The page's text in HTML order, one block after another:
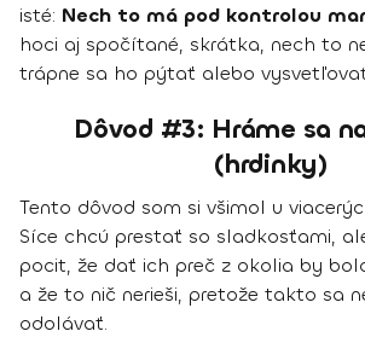
isté: Nech to má pod kontrolou
hoci aj spočítané, skrátka, nech to
trápne sa ho pýtať alebo
Dôvod #3: Hráme sa
(hrdinky)
Tento dôvod som si všimol u
Síce chcú prestať so sladkosťami,
pocit, že dať ich preč z okolia by
a že to nič nerieši, pretože takto sa
odolávať.